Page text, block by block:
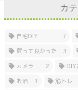
カ
自宅DIY 7
買って良かった
3
カメラ
2 DIY
お酒
1 筋トレ